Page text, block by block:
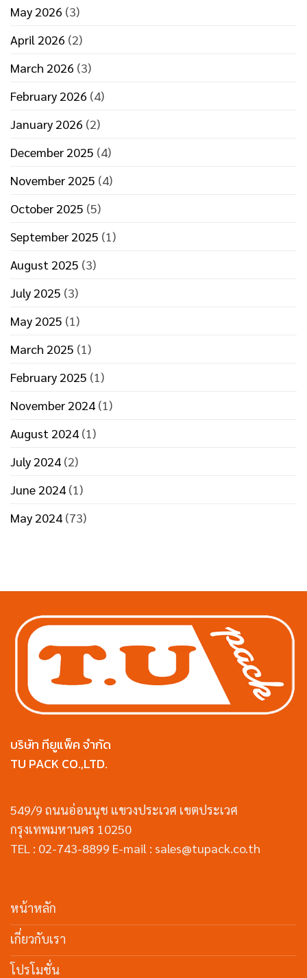
May 2026 (3)
April 2026 (2)
March 2026 (3)
February 2026 (4)
January 2026 (2)
December 2025 (4)
November 2025 (4)
October 2025 (5)
September 2025 (1)
August 2025 (3)
July 2025 (3)
May 2025 (1)
March 2025 (1)
February 2025 (1)
November 2024 (1)
August 2024 (1)
July 2024 (2)
June 2024 (1)
May 2024 (73)
บริษัท ทียูแพ็ค จำกัด
TU PACK CO.,LTD.
549/9 ถนนอ่อนนุช แขวงประเวศ เขตประเวศ
กรุงเทพมหานคร 10250
TEL : 02-743-8899 E-mail : sales@tupack.co.th
หน้าหลัก
เกี่ยวกับเรา
โปรโมชั่น